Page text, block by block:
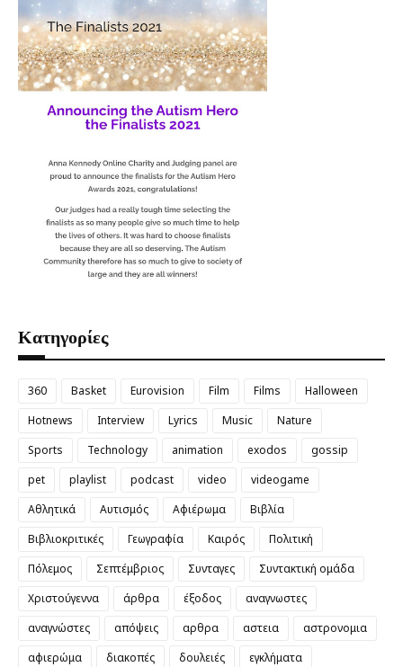
Κατηγορίες
360 Basket Eurovision Film Films
Halloween
Hotnews
Interview Lyrics Music
Nature
Sports
Technology animation exodos
gossip
pet
playlist podcast video
videogame
Αθλητικά
Αυτισμός Αφιέρωμα
Βιβλία
Βιβλιοκριτικές
Γεωγραφία Καιρός
Πολιτική
Πόλεμος
Σεπτέμβριος Συνταγες
Συντακτική ομάδα
Χριστούγεννα
άρθρα έξοδος
αναγνωστες
αναγνώστες
απόψεις αρθρα αστεια
αστρονομια
αφιερώμα
διακοπές δουλειές εγκλήματα